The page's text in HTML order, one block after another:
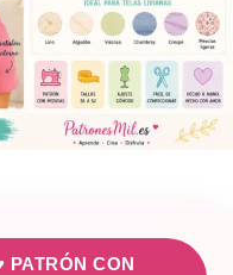
PATRÓN CON